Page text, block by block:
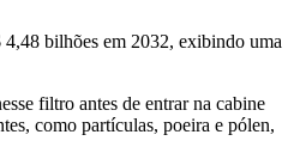
bilhões em 2032, exibindo uma
filtro antes de entrar na cabine
como partículas, poeira e pólen,